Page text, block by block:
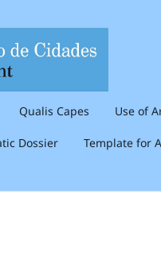
Qualis Capes Use of
Dossier Template for